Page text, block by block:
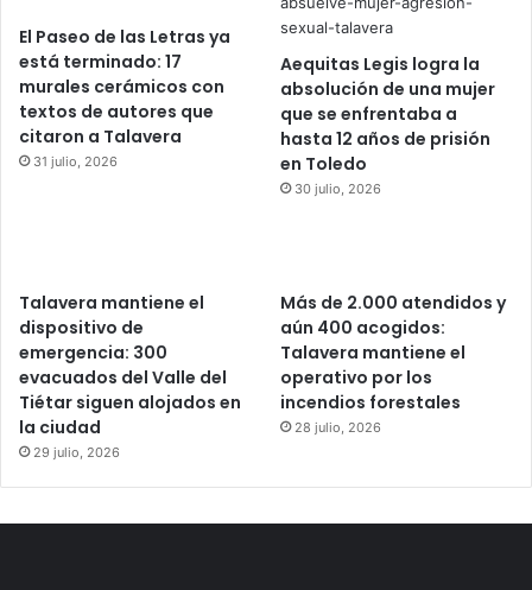
El Paseo de las Letras ya
está terminado: 17
murales cerámicos con
textos de autores que
citaron a Talavera
31 julio, 2026
Aequitas Legis logra la
absolución de una mujer
que se enfrentaba a
hasta 12 años de prisión
en Toledo
30 julio, 2026
Talavera mantiene el
dispositivo de
emergencia: 300
evacuados del Valle del
Tiétar siguen alojados en
la ciudad
29 julio, 2026
Más de 2.000 atendidos y
aún 400 acogidos:
Talavera mantiene el
operativo por los
incendios forestales
28 julio, 2026